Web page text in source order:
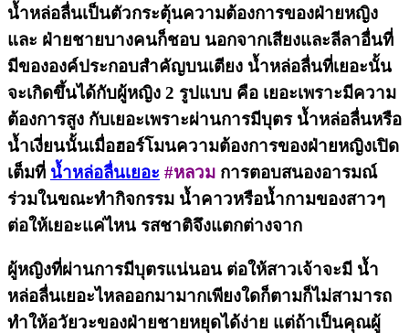
น้ำหล่อลื่นเป็นตัวกระตุ้นความต้องการของฝ่ายหญิง
และ ฝ่ายชายบางคนก็ชอบ นอกจากเสียงและลีลาอื่นที่
มีขององค์ประกอบสำคัญบนเตียง น้ำหล่อลื่นที่เยอะนั้น
จะเกิดขึ้นได้กับผู้หญิง 2 รูปแบบ คือ เยอะเพราะมีความ
ต้องการสูง กับเยอะเพราะผ่านการมีบุตร น้ำหล่อลื่นหรือ
น้ำเงี่ยนนั้นเมื่อฮอร์โมนความต้องการของฝ่ายหญิงเปิด
เต็มที่ น้ำหล่อลื่นเยอะ #หลวม การตอบสนองอารมณ์
ร่วมในขณะทำกิจกรรม น้ำคาวหรือน้ำกามของสาวๆ
ต่อให้เยอะแค่ไหน รสชาติจึงแตกต่างจาก
ผู้หญิงที่ผ่านการมีบุตรแน่นอน ต่อให้สาวเจ้าจะมี น้ำ
หล่อลื่นเยอะไหลออกมามากเพียงใดก็ตามก็ไม่สามารถ
ทำให้อวัยวะของฝ่ายชายหยุดได้ง่าย แต่ถ้าเป็นคุณผู้